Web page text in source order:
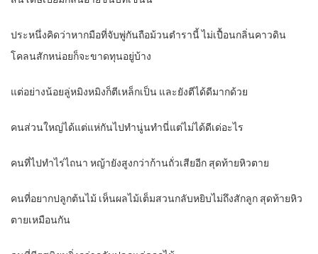
ประหนึ่งคิดว่าหากมือที่จับพู่กันถือม้วนตำรานี้ ไม่เปื้อนกลิ่นคาวดิน
โคลนสักหน่อยก็จะขาดทุนอยู่บ้าง
แต่อย่างน้อยลู่หมิงหมิงก็ตีเหล็กเป็น และยังตีได้ดีมากด้วย
คนส่วนใหญ่ได้แต่แห่กันไปทำนู่นทำนี่แต่ไม่ได้ดีเด่อะไร
คนที่ไปทำไร่ไถนา หญ้ายังสูงกว่าก้านถั่วเสียอีก สุดท้ายหิวตาย
คนที่อยากปลูกต้นไม้ เห็นผลไม้เต็มสวนกลับหยิบไม่ถึงสักลูก สุดท้ายหิว
ตายเหมือนกัน